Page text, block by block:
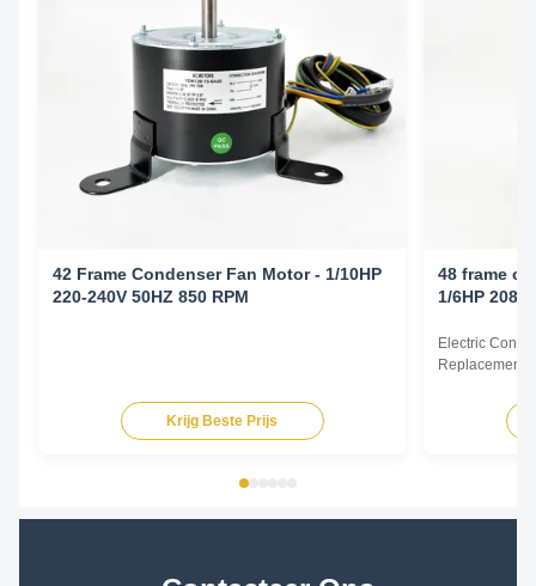
42 Frame Condenser Fan Motor - 1/10HP
220-240V 50HZ 850 RPM
Krijg Beste Prijs
48 frame
1/6HP 208-
Electric
Replacement
HP Voltage
YDK140-